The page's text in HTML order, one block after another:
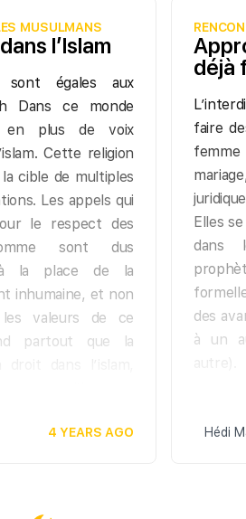
MUSULMANS
l’Islam
égales aux
Dans ce monde
en plus de voix
Cette religion
cible de multiples
Les appels qui
le respect des
sont dus
à la place de la
inhumaine, et non
les valeurs de ce
partout que la
musulmane
4 YEARS AGO
déjà
faire
Elles
dans
des
à un
Hédi